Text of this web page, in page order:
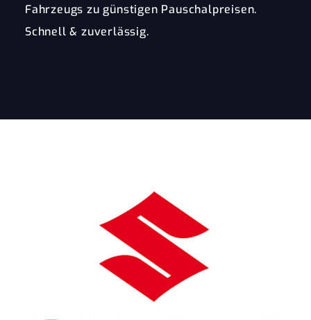
Fahrzeugs zu günstigen Pauschalpreisen.
Schnell & zuverlässig.